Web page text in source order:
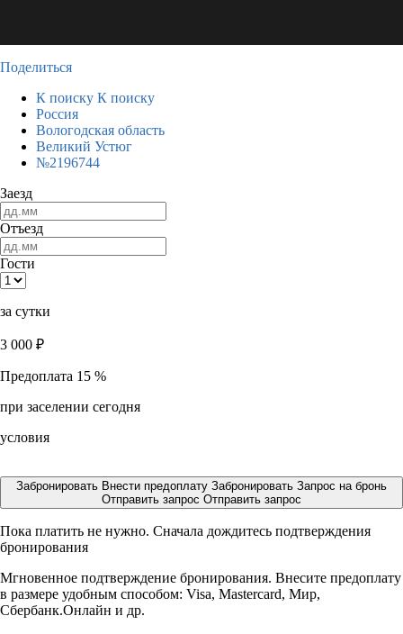
Поделиться
К поиску К поиску
Россия
Вологодская область
Великий Устюг
№2196744
Заезд
Отъезд
Гости
за сутки
3 000 ₽
Предоплата 15 %
при заселении сегодня
условия
Забронировать Внести предоплату Забронировать Запрос на бронь
Отправить запрос Отправить запрос
Пока платить не нужно. Сначала дождитесь подтверждения
бронирования
Мгновенное подтверждение бронирования. Внесите предоплату
в размере удобным способом: Visa, Mastercard, Мир,
Сбербанк.Онлайн и др.